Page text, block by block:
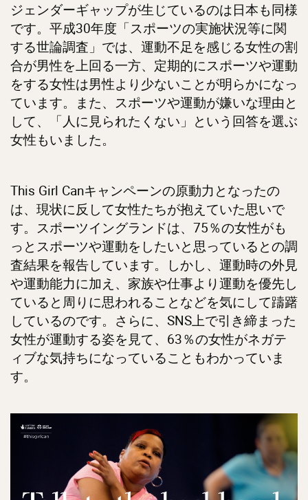
ジェンダーギャップが生じているのは日本も同様
です。平成30年度「スポーツの実施状況等に関
する世論調査」では、運動不足を感じる女性の割
合が男性を上回る一方、定期的にスポーツや運動
をする女性は男性より少ないことが明らかになっ
ています。また、スポーツや運動が嫌いな理由と
して、「人に見られたくない」という回答を選ぶ
女性もいました。
This Girl Canキャンペーンの原動力となったの
は、現状に反して女性たちが抱えていた思いで
す。スポーツイングランドは、75％の女性がも
っとスポーツや運動をしたいと思っているとの調
査結果を報告しています。しかし、運動時の外見
や運動能力に加え、家族や仕事より運動を優先し
ていると周りに思われることなどを気にして躊躇
しているのです。さらに、SNS上で引き締まった
女性が運動する姿を見て、63％の女性がネガテ
ィブな気持ちになっていることもわかっていま
す。